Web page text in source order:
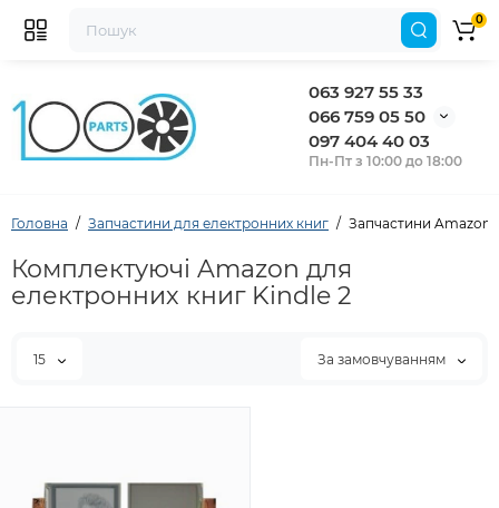
063 927 55 33
066 759 05 50
097 404 40 03
Пн-Пт з 10:00 до 18:00
0
Головна Запчастини для електронних книг Запчастини Amazon
Комплектуючі Amazon для
електронних книг Kindle 2
15 За замовчуванням